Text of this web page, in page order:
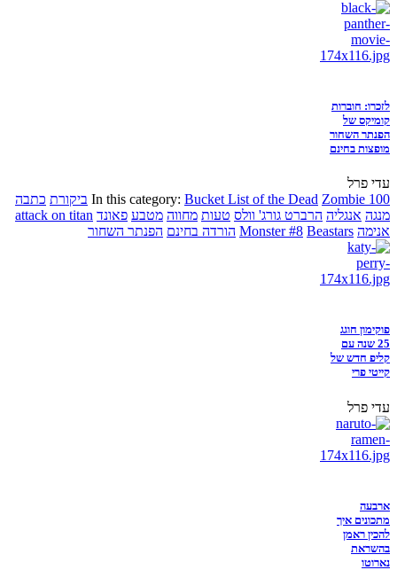
לזכרו: חוברות
קומיקס של
הפנתר השחור
מופצות בחינם
עדי פרל
In this category: Bucket List of the Dead Zombie 100 ביקורת כתבה
מנגה אנגליה הרברט גורג' וולס טעות מחווה מטבע פאונד attack on titan
אנימה
Monster #8 Beastars הורדה בחינם הפנתר השחור
פוקימון חוגג
25 שנה עם
קליפ חדש של
קייטי פרי
עדי פרל
ארבעה
מתכונים איך
להכין ראמן
בהשראת
נארוטו